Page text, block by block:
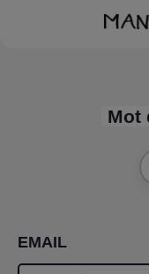
Mot
EMAIL